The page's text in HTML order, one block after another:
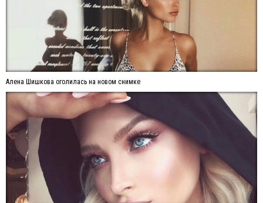
Алена Шишкова оголилась на новом снимке